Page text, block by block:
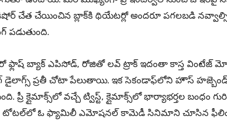
చేత చేయించిన బ్లాక్‌కి థియేటర్లో అందరూ పగలబడి
పడుతుంది.
బ్యాక్ ఎపిసోడ్, రోజితో లవ్ ట్రాక్ ఇదంతా కాస్త వింటేజ్
డైలాగ్స్ ప్రతీ చోటా పేలుతాయి. ఇక సెకండాఫ్‌లోని హౌస్ హజ్బెండ్
ప్రీ క్లైమాక్స్‌లో వచ్చే ట్విస్ట్, క్లైమాక్స్‌లో భార్యాభర్తల బంధం
ఓ ఫ్యామిలీ ఎమోషనల్ కామెడీ సినిమాని చూసిన ఫీలింగ్